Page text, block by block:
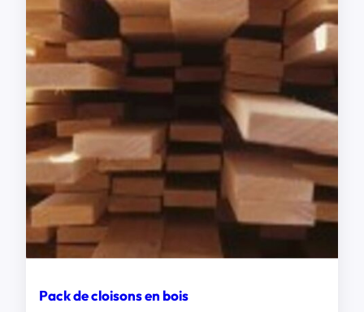
Pack de cloisons en bois